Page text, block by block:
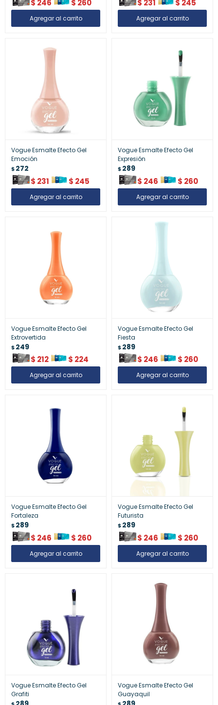
$ 246 $ 260 $ 231 $ 245
Vogue Esmalte Efecto Gel
Emoción
$272
$ 231 $ 245
Vogue Esmalte Efecto Gel
Expresión
$289
$ 246 $ 260
Vogue Esmalte Efecto Gel
Extrovertida
$249
$ 212 $ 224
Vogue Esmalte Efecto Gel
Fiesta
$289
$ 246 $ 260
Vogue Esmalte Efecto Gel
Fortaleza
$289
$ 246 $ 260
Vogue Esmalte Efecto Gel
Futurista
$289
$ 246 $ 260
Vogue Esmalte Efecto Gel
Grafiti
Vogue Esmalte Efecto Gel
Guayaquil